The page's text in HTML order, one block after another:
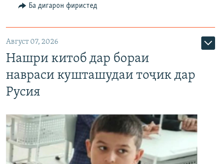
Ба дигарон фиристед
Август 07, 2026
Нашри китоб дар бораи
навраси кушташудаи тоҷик дар
Русия